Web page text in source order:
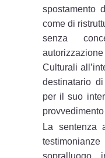
spostamento
come di
senza
Culturali
destinatario
per il suo
La sentenza